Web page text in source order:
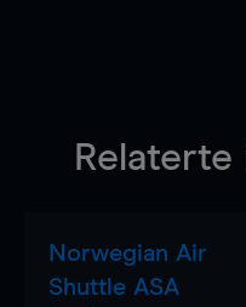
Norwegian Air
Shuttle ASA